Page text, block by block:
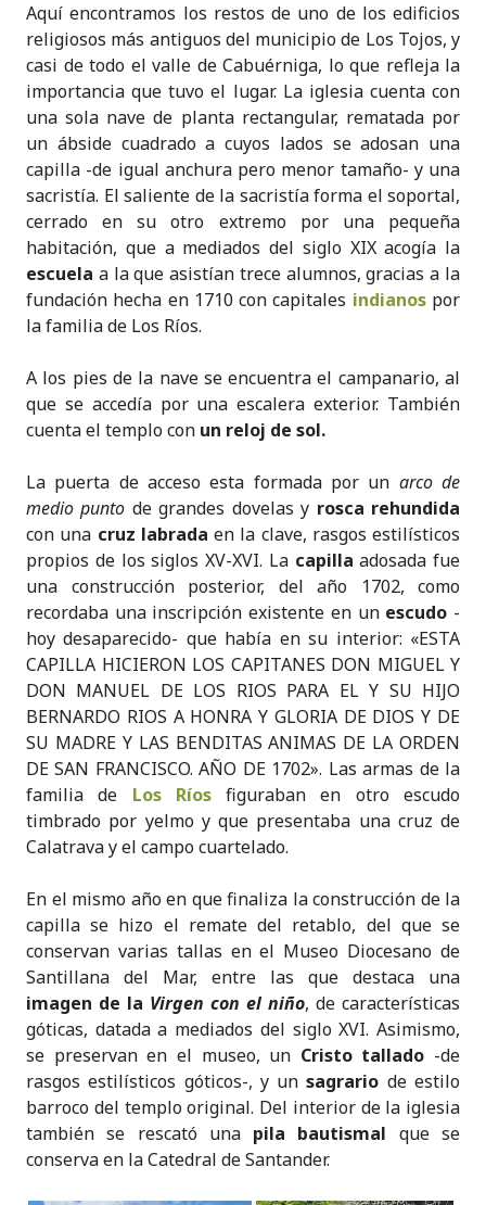
Aquí encontramos los restos de uno de los edificios
religiosos más antiguos del municipio de Los Tojos, y
casi de todo el valle de Cabuérniga, lo que refleja la
importancia que tuvo el lugar. La iglesia cuenta con
una sola nave de planta rectangular, rematada por
un ábside cuadrado a cuyos lados se adosan una
capilla -de igual anchura pero menor tamaño- y una
sacristía. El saliente de la sacristía forma el soportal,
cerrado en su otro extremo por una pequeña
habitación, que a mediados del siglo XIX acogía la
escuela a la que asistían trece alumnos, gracias a la
fundación hecha en 1710 con capitales indianospor
la familia de Los Ríos.
A los pies de la nave se encuentra el campanario, al
que se accedía por una escalera exterior. También
cuenta el templo con un reloj de sol.
La puerta de acceso esta formada por un arco de
medio punto de grandes dovelas y rosca rehundida
con una cruz labrada en la clave, rasgos estilísticos
propios de los siglos XV-XVI. La capilla adosada fue
una construcción posterior, del año 1702, como
recordaba una inscripción existente en un escudo -
hoy desaparecido- que había en su interior: «ESTA
CAPILLA HICIERON LOS CAPITANES DON MIGUEL Y
DON MANUEL DE LOS RIOS PARA EL Y SU HIJO
BERNARDO RIOS A HONRA Y GLORIA DE DIOS Y DE
SU MADRE Y LAS BENDITAS ANIMAS DE LA ORDEN
DE SAN FRANCISCO. AÑO DE 1702». Las armas de la
familia de Los Ríosfiguraban en otro escudo
timbrado por yelmo y que presentaba una cruz de
Calatrava y el campo cuartelado.
En el mismo año en que finaliza la construcción de la
capilla se hizo el remate del retablo, del que se
conservan varias tallas en el Museo Diocesano de
Santillana del Mar, entre las que destaca una
imagen de la Virgen con el niño, de características
góticas, datada a mediados del siglo XVI. Asimismo,
se preservan en el museo, un Cristo tallado -de
rasgos estilísticos góticos-, y unsagrario de estilo
barroco del templo original. Del interior de la iglesia
también se rescató una pila bautismal que se
conserva en la Catedral de Santander.